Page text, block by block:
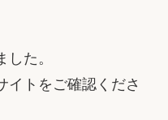
た。
イトをご確認くださ